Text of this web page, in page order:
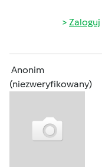
Zaloguj
Anonim
(niezweryfikowany)